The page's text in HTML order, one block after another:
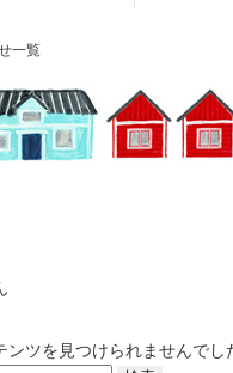
一覧
ンツを見つけられませんで